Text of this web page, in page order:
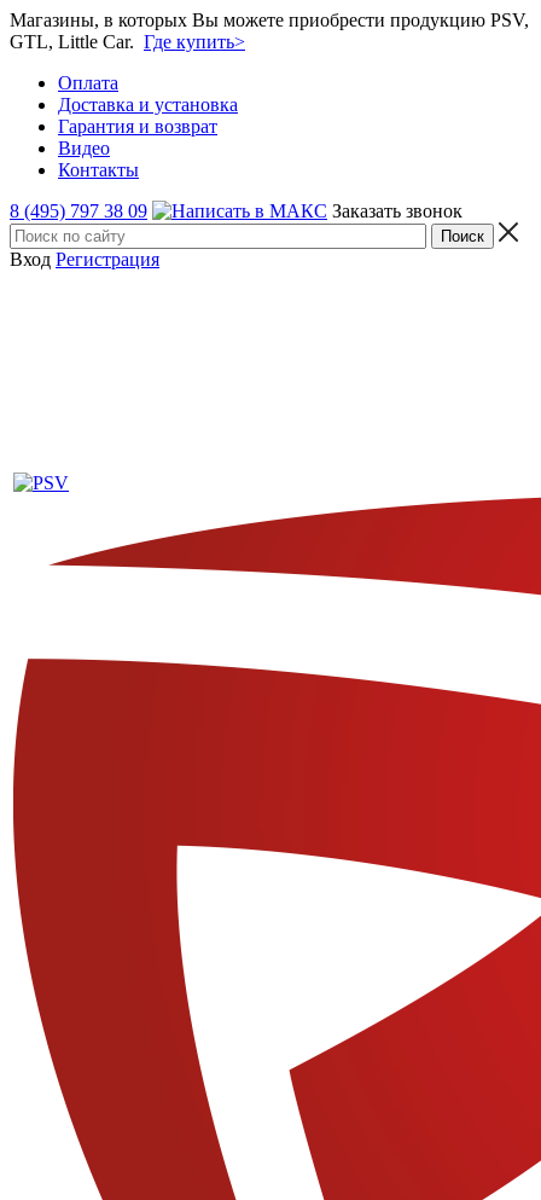
Магазины, в которых Вы можете приобрести продукцию PSV,
GTL, Little Car. Где купить>
Оплата
Доставка и установка
Гарантия и возврат
Видео
Контакты
8 (495) 797 38 09
Заказать звонок
Вход Регистрация